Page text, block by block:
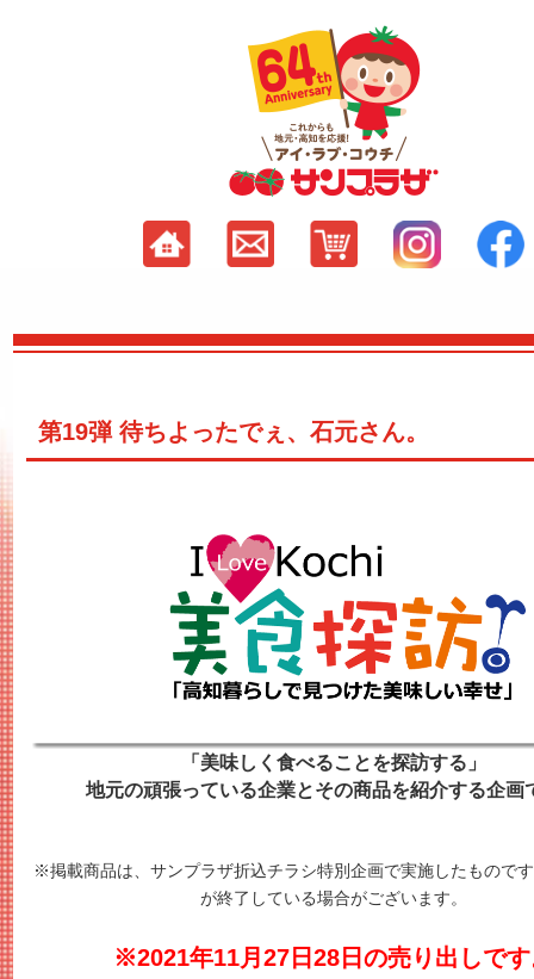
第19弾 待ちよったでぇ、石元さん。
「美味しく食べることを探訪する」
地元の頑張っている企業とその商品を紹介する企画
※掲載商品は、サンプラザ折込チラシ特別企画で実施したもので
が終了している場合がございます。
※2021年11月27日28日の売り出しで